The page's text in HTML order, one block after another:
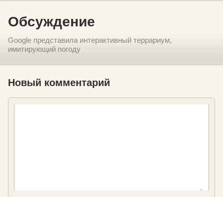
Обсуждение
Google представила интерактивный террариум,
имитирующий погоду
Новый комментарий